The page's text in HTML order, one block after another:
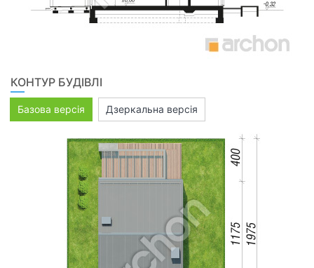
КОНТУР БУДІВЛІ
Базова версія Дзеркальна версія